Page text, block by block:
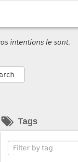
intentions le sont.
Tags